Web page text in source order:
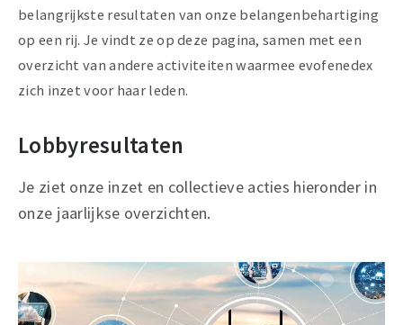
belangrijkste resultaten van onze belangenbehartiging
op een rij. Je vindt ze op deze pagina, samen met een
overzicht van andere activiteiten waarmee evofenedex
zich inzet voor haar leden.
Lobbyresultaten
Je ziet onze inzet en collectieve acties hieronder in
onze jaarlijkse overzichten.